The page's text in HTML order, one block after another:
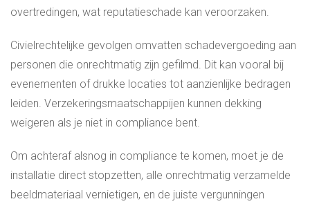
overtredingen, wat reputatieschade kan veroorzaken.
Civielrechtelijke gevolgen omvatten schadevergoeding aan
personen die onrechtmatig zijn gefilmd. Dit kan vooral bij
evenementen of drukke locaties tot aanzienlijke bedragen
leiden. Verzekeringsmaatschappijen kunnen dekking
weigeren als je niet in compliance bent.
Om achteraf alsnog in compliance te komen, moet je de
installatie direct stopzetten, alle onrechtmatig verzamelde
beeldmateriaal vernietigen, en de juiste vergunningen